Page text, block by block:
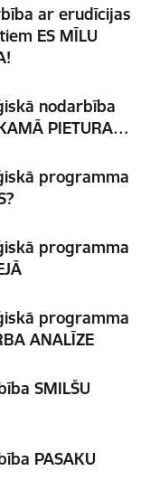
ar erudīcijas
ES MĪLU
nodarbība
PIETURA…
programma
programma
programma
ANALĪZE
SMILŠU
PASAKU